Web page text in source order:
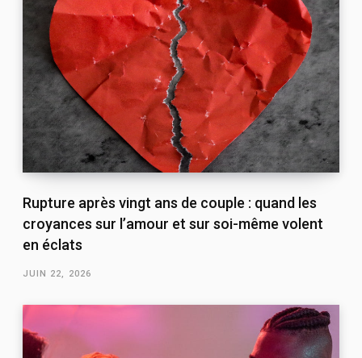
Rupture après vingt ans de couple : quand les
croyances sur l’amour et sur soi-même volent
en éclats
JUIN 22, 2026